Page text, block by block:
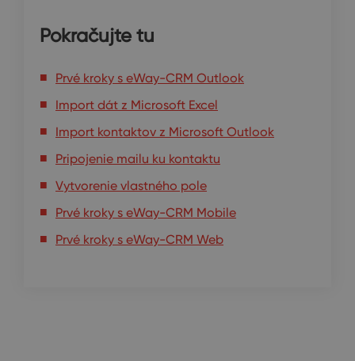
Pokračujte tu
Prvé kroky s eWay-CRM Outlook
Import dát z Microsoft Excel
Import kontaktov z Microsoft Outlook
Pripojenie mailu ku kontaktu
Vytvorenie vlastného pole
Prvé kroky s eWay-CRM Mobile
Prvé kroky s eWay-CRM Web